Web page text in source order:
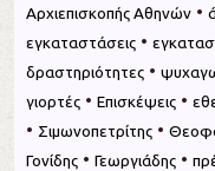
Αρχιεπισκοπής Αθηνών •
εγκαταστάσεις •
δραστηριότητες •
γιορτές • Επισκέψεις •
• Σιμωνοπετρίτης •
Γονίδης • Γεωργιάδης •